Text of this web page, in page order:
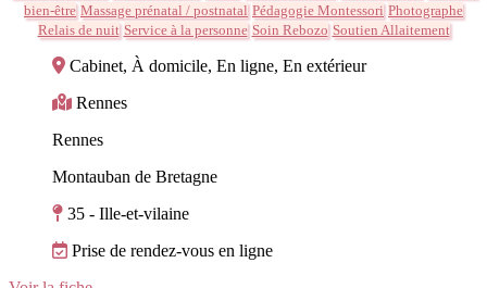
bien-être Massage prénatal / postnatal Pédagogie Montessori Photographe
Relais de nuit Service à la personne Soin Rebozo Soutien Allaitement
Cabinet, À domicile, En ligne, En extérieur
Rennes
Rennes
Montauban de Bretagne
35 - Ille-et-vilaine
Prise de rendez-vous en ligne